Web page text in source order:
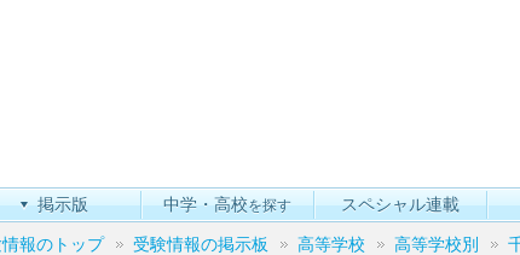
掲示版 中学・高校を探す スペシャル連載
報のトップ 受験情報の掲示板 高等学校 高等学校別